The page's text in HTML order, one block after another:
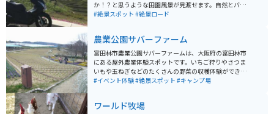
か！？と思うような田園風景が見渡せます。自然とバイ
クが一緒に撮れるおすすめのスポットです！ぜひ一度訪
#絶景スポット #絶景ロード
農業公園サバーファーム
富田林市農業公園サバーファームは、大阪府の富田林市
にある屋外農業体験スポットです。いちご狩りやさつま
いもや玉ねぎなどのたくさんの野菜の収穫体験ができる
スポットです。料理教室や工作教室も開かれており、走
#イベント体験#絶景スポット #キャンプ場
ワールド牧場